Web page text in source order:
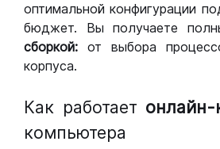
оптимальной конфигурации
бюджет. Вы получаете
сборкой: от выбора
корпуса.
Как работает онлайн-
компьютера